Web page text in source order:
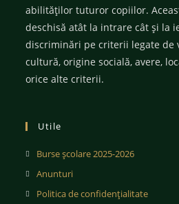
abilităților tuturor copiilor.
deschisă atât la intrare cât și la
discriminări pe criterii legate de
cultură, origine socială, avere,
orice alte criterii.
Utile
Burse școlare 2025-2026
Anunturi
Politica de confidențialitate